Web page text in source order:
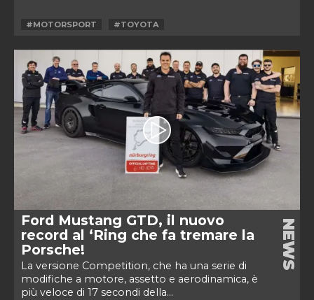
#MOTORSPORT #TOYOTA
Ford Mustang GTD, il nuovo
record al ‘Ring che fa tremare la
Porsche!
La versione Competition, che ha una serie di
modifiche a motore, assetto e aerodinamica, è
più veloce di 17 secondi della...
NEWS